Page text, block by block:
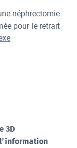
néphrectomie
pour le retrait
3D